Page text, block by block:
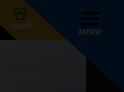
SHOP
MENU